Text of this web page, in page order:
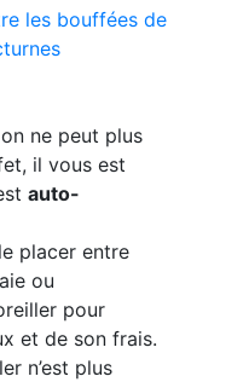
ne peut plus
il vous est
auto-
placer entre
ou
pour
et de son frais.
n’est plus